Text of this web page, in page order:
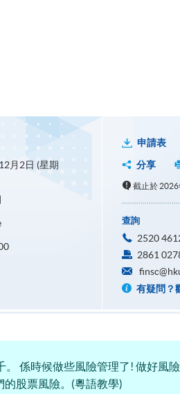
月2日 (星期
申請表
分享
截止於
查詢
2520
2861
有疑問？
係時候做些風險管理了! 做好風
的股票風險。(粵語教學)